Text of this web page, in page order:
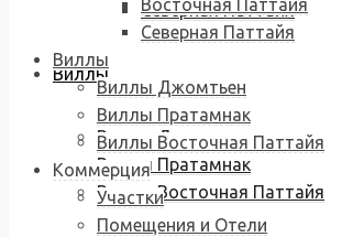
Северная Паттайя
Виллы
Виллы Джомтьен
Виллы Пратамнак
Виллы Восточная Паттайя
Восточная Паттайя
Северная Паттайя
Виллы
Виллы Джомтьен
Виллы Пратамнак
Виллы Восточная Паттайя
Коммерция
Участки
Помещения и Отели